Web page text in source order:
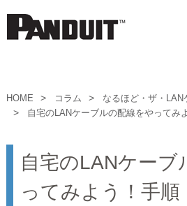
HOME コラム
なるほど・ザ・LAN
自宅のLANケーブルの配線をやってみ
自宅のLANケーブ
ってみよう！手